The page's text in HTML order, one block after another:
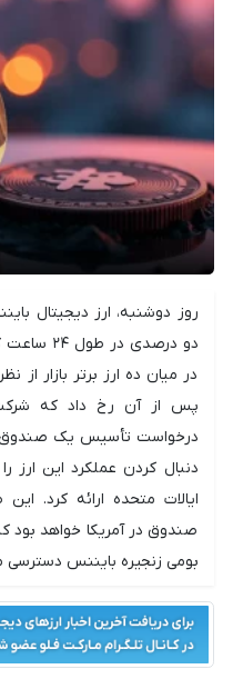
دو
در میان ده ارز برتر بازار از
پس از آن رخ داد که
دنبال کردن عملکرد این ارز
ایالات متحده ارائه کرد.
صندوق در آمریکا خواهد بود
بومی زنجیره بایننس